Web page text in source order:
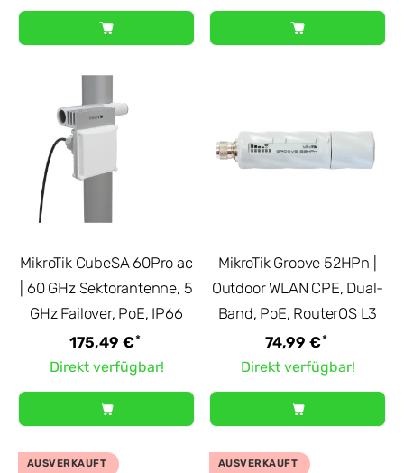
MikroTik CubeSA 60Pro ac
| 60 GHz Sektorantenne, 5
GHz Failover, PoE, IP66
175,49 €*
Direkt verfügbar!
MikroTik Groove 52HPn |
Outdoor WLAN CPE, Dual-
Band, PoE, RouterOS L3
74,99 €*
Direkt verfügbar!
AUSVERKAUFT AUSVERKAUFT